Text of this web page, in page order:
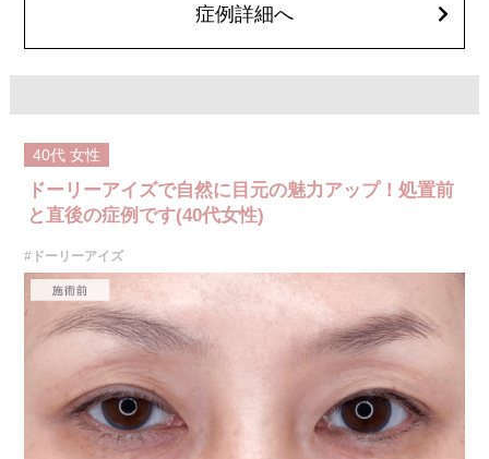
費用：モニター価格54,800円(税込)症例詳細へ
40代 女性
ドーリーアイズで自然に目元の魅力アップ！処置前
と直後の症例です(40代女性)
#ドーリーアイズ